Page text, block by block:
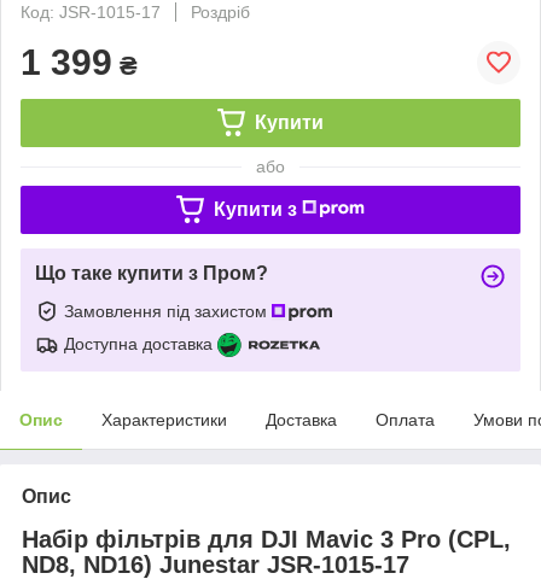
Код: JSR-1015-17
Роздріб
1 399 ₴
Купити
або
Купити з
Що таке купити з Пром?
Замовлення під захистом
Доступна доставка
Опис Характеристики Доставка Оплата Умови
Опис
Набір фільтрів для DJI Mavic 3 Pro (CPL,
ND8, ND16) Junestar JSR-1015-17